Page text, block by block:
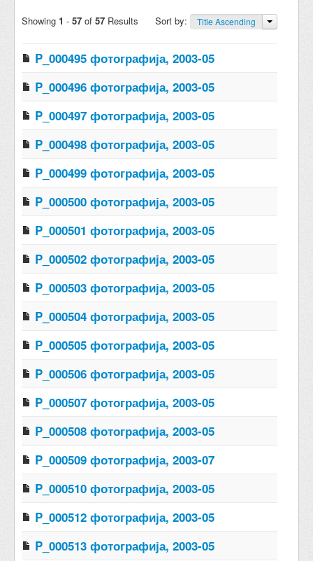
Showing 1 - 57 of 57 Results Sort by: Title Ascending
P_000495 фотографија, 2003-05
P_000496 фотографија, 2003-05
P_000497 фотографија, 2003-05
P_000498 фотографија, 2003-05
P_000499 фотографија, 2003-05
P_000500 фотографија, 2003-05
P_000501 фотографија, 2003-05
P_000502 фотографија, 2003-05
P_000503 фотографија, 2003-05
P_000504 фотографија, 2003-05
P_000505 фотографија, 2003-05
P_000506 фотографија, 2003-05
P_000507 фотографија, 2003-05
P_000508 фотографија, 2003-05
P_000509 фотографија, 2003-07
P_000510 фотографија, 2003-05
P_000512 фотографија, 2003-05
P_000513 фотографија, 2003-05